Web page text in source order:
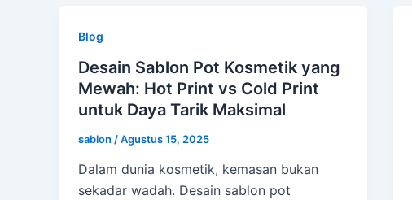
Blog
Desain Sablon Pot Kosmetik yang
Mewah: Hot Print vs Cold Print
untuk Daya Tarik Maksimal
sablon /Agustus 15, 2025
Dalam dunia kosmetik, kemasan bukan
sekadar wadah. Desain sablon pot